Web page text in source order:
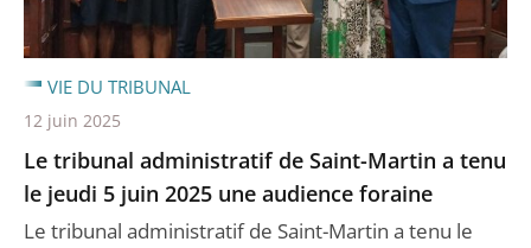
Le tribunal administratif de Saint-Martin a tenu
le jeudi 5 juin 2025 une audience foraine
Le tribunal administratif de Saint-Martin a tenu le
VIE DU TRIBUNAL
12 juin 2025